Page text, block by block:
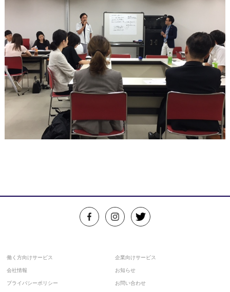
働く方向けサービス 企業向けサービス
会社情報 お知らせ
プライバシーポリシー お問い合わせ